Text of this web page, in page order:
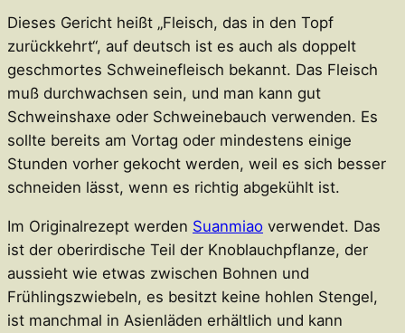
Dieses Gericht heißt „Fleisch, das in den Topf
zurückkehrt“, auf deutsch ist es auch als doppelt
geschmortes Schweinefleisch bekannt. Das Fleisch
muß durchwachsen sein, und man kann gut
Schweinshaxe oder Schweinebauch verwenden. Es
sollte bereits am Vortag oder mindestens einige
Stunden vorher gekocht werden, weil es sich besser
schneiden lässt, wenn es richtig abgekühlt ist.
Im Originalrezept werden Suanmiao verwendet. Das
ist der oberirdische Teil der Knoblauchpflanze, der
aussieht wie etwas zwischen Bohnen und
Frühlingszwiebeln, es besitzt keine hohlen Stengel,
ist manchmal in Asienläden erhältlich und kann